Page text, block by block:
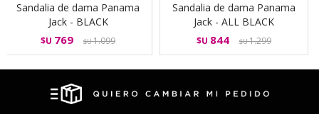
Sandalia de dama Panama
Jack - BLACK
$U 769 $U1.099
Sandalia de dama Panama
Jack - ALL BLACK
$U 844 $U1.299